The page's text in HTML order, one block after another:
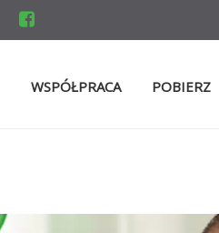
WSPÓŁPRACA POBIERZ